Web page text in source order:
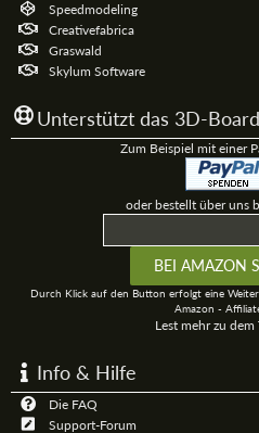
Speedmodeling
Creativefabrica
Graswald
Skylum Software
Unterstützt das 3D-Board
Zum Beispiel mit einer
oder bestellt über uns
Durch Klick auf den Button erfolgt eine
Amazon -
Lest mehr zu dem
Info & Hilfe
Die FAQ
Support-Forum